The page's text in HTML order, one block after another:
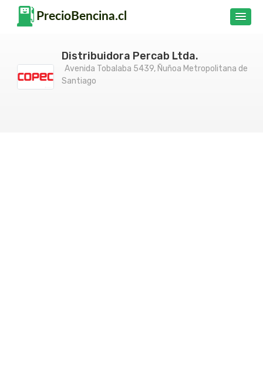
Distribuidora Percab Ltda.
Avenida Tobalaba 5439, Ñuñoa Metropolitana de
Santiago